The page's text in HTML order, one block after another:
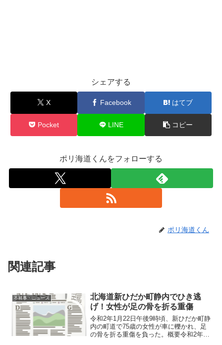
シェアする
X Facebook はてブ
Pocket LINE コピー
ポリ海道くんをフォローする
ポリ海道くん
関連記事
不祥事・ニュース
北海道新ひだか町静内でひき逃
げ！女性が足の骨を折る重傷
令和2年1月22日午後9時頃、新ひだか町静
内の町道で75歳の女性が車に轢かれ、足
の骨を折る重傷を負った。概要令和2年1